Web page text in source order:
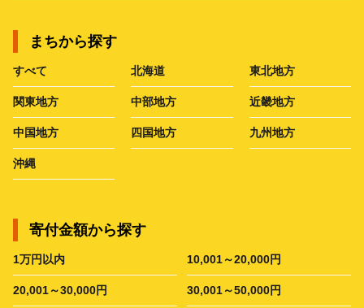
まちから探す
すべて 北海道 東北地方
関東地方 中部地方 近畿地方
中国地方 四国地方 九州地方
沖縄
寄付金額から探す
1万円以内 10,001～20,000円
20,001～30,000円 30,001～50,000円